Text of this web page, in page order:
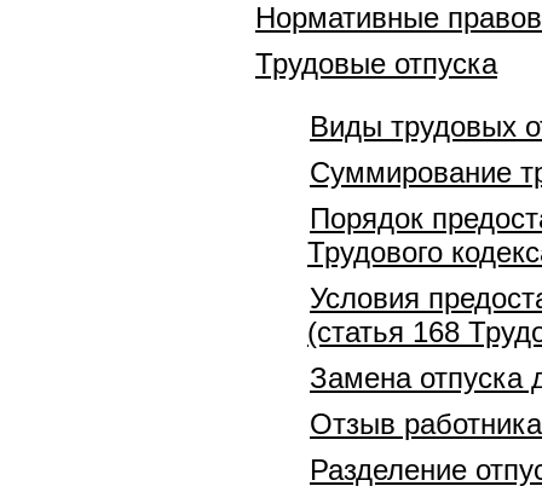
Нормативные
Трудовые отпуска
Виды трудовых
Суммирование
Порядок
Трудового
Условия
(статья 168
Замена отпуска
Отзыв
Разделение